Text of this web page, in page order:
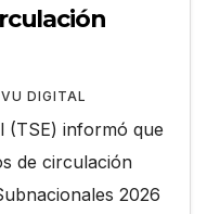
DIGITAL
(TSE) informó que
de circulación
2026